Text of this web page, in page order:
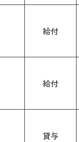
給付
給付
貸与